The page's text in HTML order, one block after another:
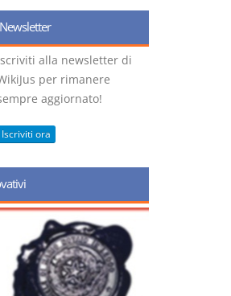
alla newsletter di
per rimanere
aggiornato!
Iscriviti ora